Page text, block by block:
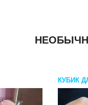
КУБИК